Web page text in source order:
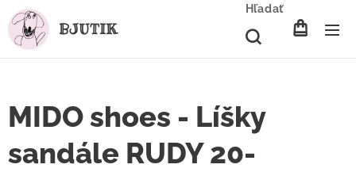
BJUTIK
Hľadať
MIDO shoes - Líšky
sandále RUDY 20-